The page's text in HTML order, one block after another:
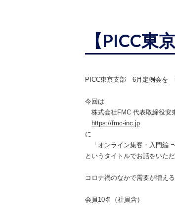
【PICC東
PICC東京支部 6月定例会を 6
今回は
株式会社FMC 代表取締役安
https://fmc-inc.jp
に
「オンライン集客・入門編
というタイトルでお話をいただ
コロナ禍のなかで需要が増え
会員10名（社員含）